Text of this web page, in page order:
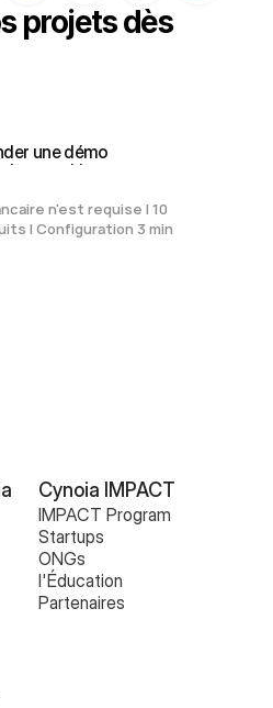
projets dès
une démo
une démo
n'est requise | 10
| Configuration 3 min
Cynoia IMPACT
IMPACT Program
Startups
ONGs
l'Éducation
Partenaires